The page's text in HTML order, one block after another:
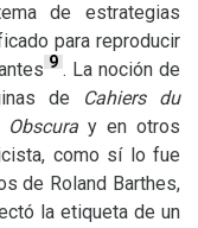
de estrategias
para reproducir
9 . La noción de
de
Cahiers du
Obscura y en otros
como sí lo fue
de Roland Barthes,
la etiqueta de un